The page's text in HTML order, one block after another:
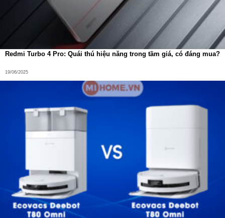
Chế độ trong lớp học, đồng hồ chuyển sang chế độ im
lặng, chặn toàn bộ các cuộc gọi đến trong giờ học
của con, tránh trẻ bị làm phiền lúc học
Chế độ thể thao đo lượng vận động hàng ngày của trẻ
(số bước chân đi được, số kcal tiêu hao và số km trẻ đi
được trong một ngày)
Ứng dụng nhiều tính năng thông minh
game toán học tính
nhanh, thời khóa biểu, phần thưởng
Nghe giám sát từ xa, lắng nghe âm thanh từ môi trường
xung quanh, chụp ảnh từ xa.
Điều khiển từ xa: Tắt đồng hồ từ xa, đặt báo thức từ xa,
tìm kiếm đồng hồ từ xa
Chức năng cảnh báo nguy hiểm SOS gọi tới 3 số máy
người thân, cảnh báo khi pin yếu. Trong trường hợp
Redmi Turbo 4 Pro: Quái thú hiệu năng trong tầm giá, có đáng mua?
19/06/2025